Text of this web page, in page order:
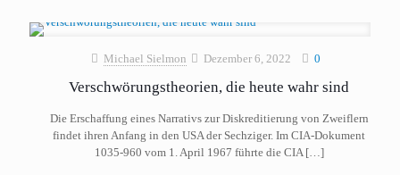
Michael Sielmon Dezember 6, 2022 0
Verschwörungstheorien, die heute wahr sind
Die Erschaffung eines Narrativs zur Diskreditierung von Zweiflern
findet ihren Anfang in den USA der Sechziger. Im CIA-Dokument
1035-960 vom 1. April 1967 führte die CIA[…]